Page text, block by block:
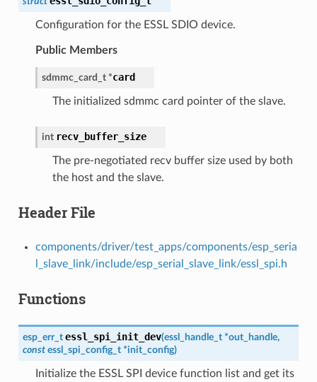
Configuration for the ESSL SDIO device.
Public Members
sdmmc_card_t *card
The initialized sdmmc card pointer of the slave.
int recv_buffer_size
The pre-negotiated recv buffer size used by both
the host and the slave.
Header File
components/driver/test_apps/components/esp_seria
l_slave_link/include/esp_serial_slave_link/essl_spi.h
Functions
esp_err_t essl_spi_init_dev(essl_handle_t *out_handle,
const essl_spi_config_t *init_config)
Initialize the ESSL SPI device function list and get its